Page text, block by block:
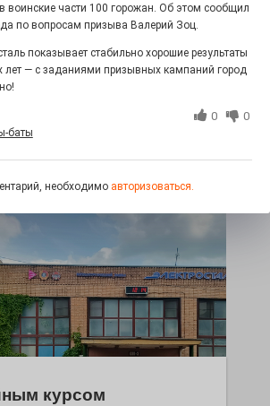
Черномор»
курсом
воинские части 100 горожан. Об этом сообщил
по вопросам призыва Валерий Зоц.
показывает стабильно хорошие результаты
лет — с заданиями призывных кампаний город
0 0
баты
необходимо авторизоваться.